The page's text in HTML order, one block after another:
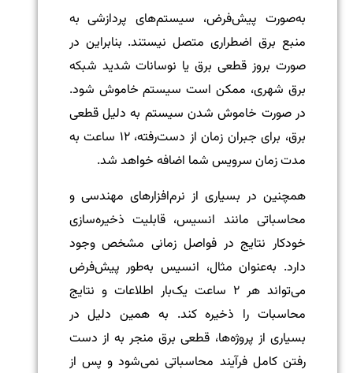
به‌صورت پیش‌فرض، سیستم‌های پردازشی به
منبع برق اضطراری متصل نیستند. بنابراین در
صورت بروز قطعی برق یا نوسانات شدید شبکه
برق شهری، ممکن است سیستم خاموش شود.
در صورت خاموش شدن سیستم به دلیل قطعی
برق، برای جبران زمان از دست‌رفته، ۱۲ ساعت به
مدت زمان سرویس شما اضافه خواهد شد.
همچنین در بسیاری از نرم‌افزارهای مهندسی و
محاسباتی مانند انسیس، قابلیت ذخیره‌سازی
خودکار نتایج در فواصل زمانی مشخص وجود
دارد. به‌عنوان مثال، انسیس به‌طور پیش‌فرض
می‌تواند هر ۲ ساعت یک‌بار اطلاعات و نتایج
محاسبات را ذخیره کند. به همین دلیل در
بسیاری از پروژه‌ها، قطعی برق منجر به از دست
رفتن کامل فرآیند محاسباتی نمی‌شود و پس از